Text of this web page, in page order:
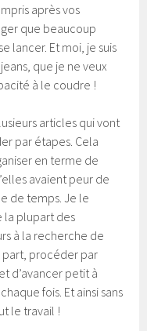
après vos
que beaucoup
lancer. Et moi, je suis
que je ne veux
à le coudre !
articles qui vont
par étapes. Cela
en terme de
avaient peur de
de temps. Je le
plupart des
à la recherche de
part, procéder par
d’avancer petit à
fois. Et ainsi sans
le travail !